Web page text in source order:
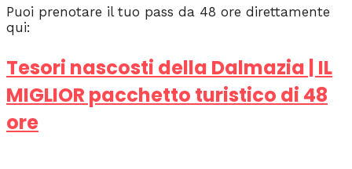
Puoi prenotare il tuo pass da 48 ore direttamente
qui:
Tesori nascosti della Dalmazia | IL
MIGLIOR pacchetto turistico di 48
ore